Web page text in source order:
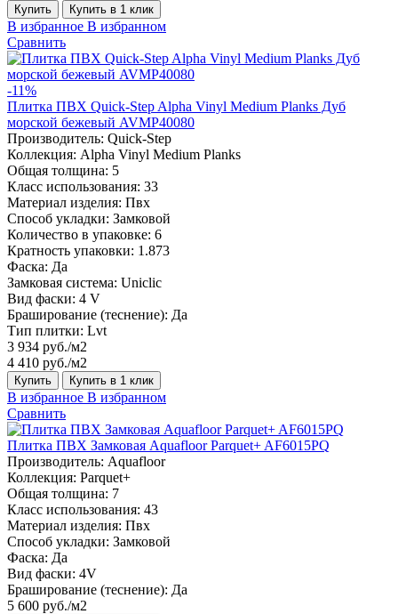
Купить Купить в 1 клик
В избранное В избранном
Сравнить
-11%
Плитка ПВХ Quick-Step Alpha Vinyl Medium Planks Дуб
морской бежевый AVMP40080
Производитель: Quick-Step
Коллекция: Alpha Vinyl Medium Planks
Общая толщина: 5
Класс использования: 33
Материал изделия: Пвх
Способ укладки: Замковой
Количество в упаковке: 6
Кратность упаковки: 1.873
Фаска: Да
Замковая система: Uniclic
Вид фаски: 4 V
Браширование (теснение): Да
Тип плитки: Lvt
3 934 руб./м2
4 410 руб./м2
Купить Купить в 1 клик
В избранное В избранном
Сравнить
Плитка ПВХ Замковая Aquafloor Parquet+ AF6015PQ
Производитель: Aquafloor
Коллекция: Parquet+
Общая толщина: 7
Класс использования: 43
Материал изделия: Пвх
Способ укладки: Замковой
Фаска: Да
Вид фаски: 4V
Браширование (теснение): Да
5 600 руб./м2